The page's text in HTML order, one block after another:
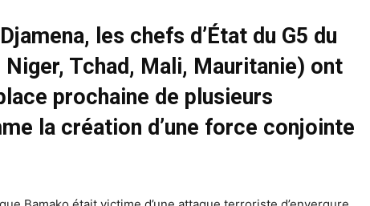
les chefs d’État du G5 du
Niger, Tchad, Mali, Mauritanie) ont
prochaine de plusieurs
la création d’une force conjointe